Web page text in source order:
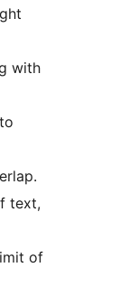
with
text,
of